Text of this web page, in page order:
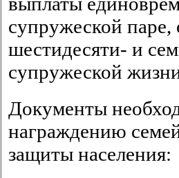
супружеской
шестидесяти- и
супружеской
Документы
награждению
защиты населения: